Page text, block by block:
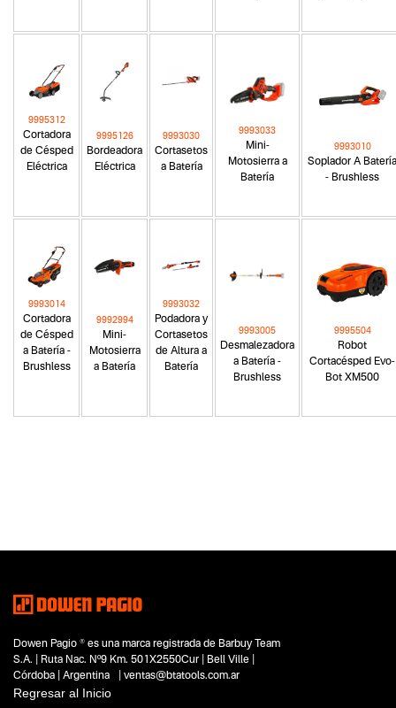
Cortadora
de Césped
Eléctrica
9995312
Bordeadora
Eléctrica
9995126
Cortasetos
a Batería
9993030
Mini-
Motosierra a
Batería
9993033
Soplador A Batería
- Brushless
9993010
Cortadora
de Césped
a Batería -
Brushless
9993014
Mini-
Motosierra
a Batería
9992994
Podadora y
Cortasetos
de Altura a
Batería
9993032
Desmalezadora
a Batería -
Brushless
9993005
Robot
Cortacésped Evo-
Bot XM500
9995504
No items found.
Jardinería y poda
Capacidad
36V (18+18)
Funcion o uso
Dowen Pagio ® es una marca registrada de Barbuy Team
S.A. | Ruta Nac. Nº9 Km. 501X2550Cur | Bell Ville |
Córdoba | Argentina | ventas@btatools.com.ar
Regresar al Inicio